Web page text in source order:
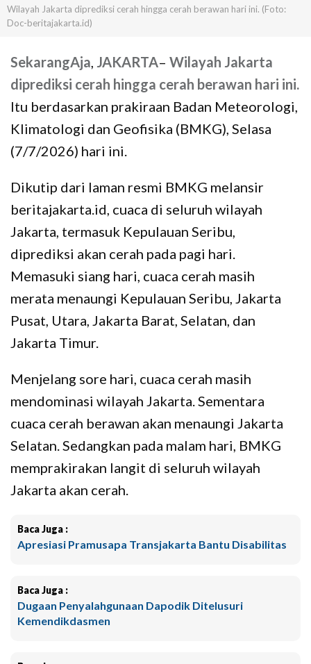
Wilayah Jakarta diprediksi cerah hingga cerah berawan hari ini. (Foto:
Doc-beritajakarta.id)
SekarangAja, JAKARTA– Wilayah Jakarta
diprediksi cerah hingga cerah berawan hari ini.
Itu berdasarkan prakiraan Badan Meteorologi,
Klimatologi dan Geofisika (BMKG), Selasa
(7/7/2026) hari ini.
Dikutip dari laman resmi BMKG melansir
beritajakarta.id, cuaca di seluruh wilayah
Jakarta, termasuk Kepulauan Seribu,
diprediksi akan cerah pada pagi hari.
Memasuki siang hari, cuaca cerah masih
merata menaungi Kepulauan Seribu, Jakarta
Pusat, Utara, Jakarta Barat, Selatan, dan
Jakarta Timur.
Menjelang sore hari, cuaca cerah masih
mendominasi wilayah Jakarta. Sementara
cuaca cerah berawan akan menaungi Jakarta
Selatan. Sedangkan pada malam hari, BMKG
memprakirakan langit di seluruh wilayah
Jakarta akan cerah.
Baca Juga :
Apresiasi Pramusapa Transjakarta Bantu Disabilitas
Baca Juga :
Dugaan Penyalahgunaan Dapodik Ditelusuri
Kemendikdasmen